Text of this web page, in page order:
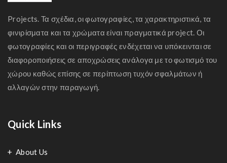
Projects. Τα σχέδια, οι φωτογραφίες, τα χαρακτηριστικά, τα
φινιρίσματα και τα χρώματα είναι πραγματικά project. Οι
φωτογραφίες και οι περιγραφές ενδέχεται να υπόκεινται σε
διαφοροποιήσεις σε αποχρώσεις ανάλογα με το φωτισμό του
χώρου καθώς επίσης σε περίπτωση τυχόν σφαλμάτων ή
αλλαγών στην παραγωγή.
Quick Links
About Us